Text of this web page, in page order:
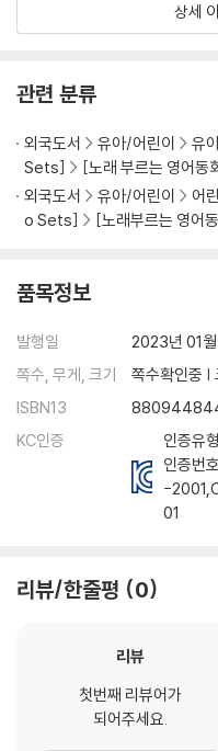
상세
관련 분류
외국도서 유아/어린이 유
Sets]
[노래 부르는 영어동
외국도서
유아/어린이 어
o Sets]
[노래부르는 영어
품목정보
발행일
2023년 01
쪽수, 무게, 크기
쪽수확인중 |
ISBN13
KC인증
인증유
인증번
-2001,
01
리뷰/한줄평 0
리뷰
첫번째 리뷰어가
되어주세요.